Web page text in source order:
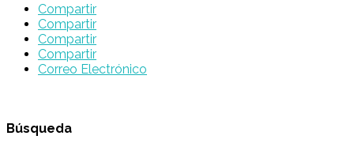
Compartir
Compartir
Compartir
Compartir
Correo Electrónico
Búsqueda